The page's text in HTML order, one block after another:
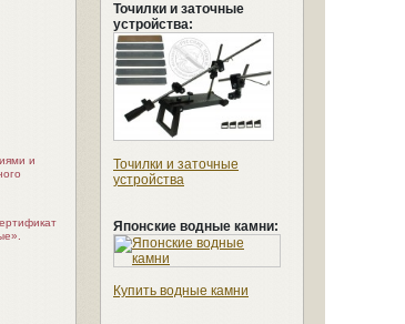
и
Точилки и заточные
устройства:
Точилки и заточные
устройства
Японские водные камни:
Купить водные камни